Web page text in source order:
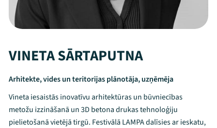
VINETA SĀRTAPUTNA
Arhitekte, vides un teritorijas plānotāja, uzņēmēja
Vineta iesaistās inovatīvu arhitektūras un būvniecības
metožu izzināšanā un 3D betona drukas tehnoloģiju
pielietošanā vietējā tirgū. Festivālā LAMPA dalīsies ar ieskatu,